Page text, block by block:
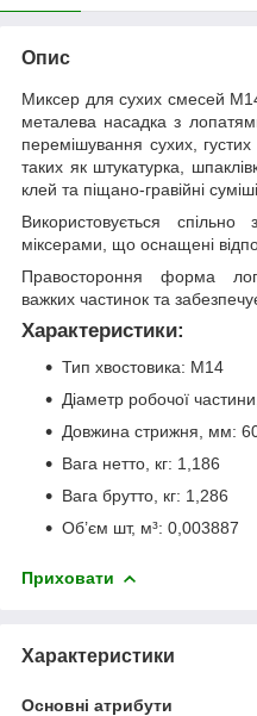
Опис
Миксер для сухих смесей
металева насадка з
перемішування сухих,
таких як штукатурка,
клей та піщано-гравійні суміші.
Використовується
міксерами, що оснащені
Правостороння форма
важких частинок та
Характеристики:
Тип хвостовика: М14
Діаметр робочої
Довжина стрижня, мм:
Вага нетто, кг: 1,186
Вага брутто, кг: 1,286
Об’єм шт, м³: 0,003887
Приховати
Характеристики
Основні атрибути